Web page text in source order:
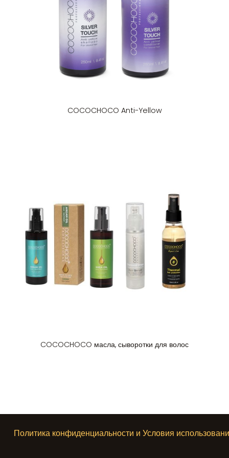
COCOCHOCO Anti-Yellow
COCOCHOCO масла, сыворотки для волос
Политика конфиденциальности и Условия